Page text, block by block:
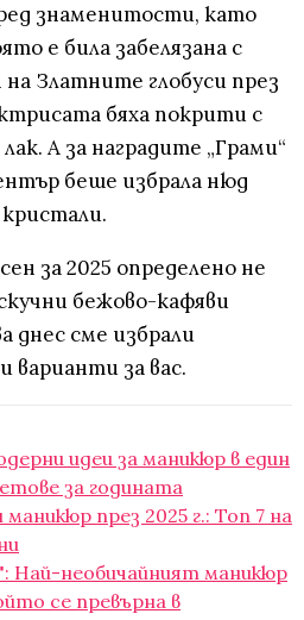
знаменитости, като
е била забелязана с
Златните глобуси през
бяха покрити с
А за наградите „Грами“
беше избрала нюд
кристали.
за 2025 определено не
бежово-кафяви
днес сме избрали
варианти за вас.
идеи за маникюр в един
за годината
през 2025 г.: Топ 7 на
Най-необичайният маникюр
се превърна в